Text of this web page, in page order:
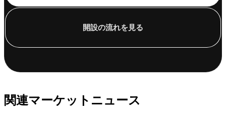
開設の流れを見る
関連マーケットニュース